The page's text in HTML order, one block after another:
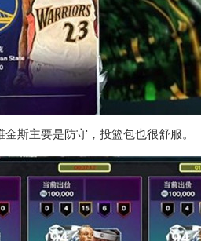
斯主要是防守，投篮包也很舒服。